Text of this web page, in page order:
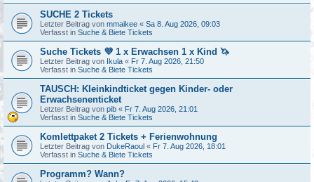
SUCHE 2 Tickets
Letzter Beitrag von mmaikee « Sa 8. Aug 2026, 09:03
Verfasst in Suche & Biete Tickets
Suche Tickets 💜 1 x Erwachsen 1 x Kind 🦄
Letzter Beitrag von Ikula « Fr 7. Aug 2026, 21:50
Verfasst in Suche & Biete Tickets
TAUSCH: Kleinkindticket gegen Kinder- oder
Erwachsenenticket
Letzter Beitrag von pib « Fr 7. Aug 2026, 21:01
Verfasst in Suche & Biete Tickets
Komlettpaket 2 Tickets + Ferienwohnung
Letzter Beitrag von DukeRaoul « Fr 7. Aug 2026, 18:01
Verfasst in Suche & Biete Tickets
Programm? Wann?